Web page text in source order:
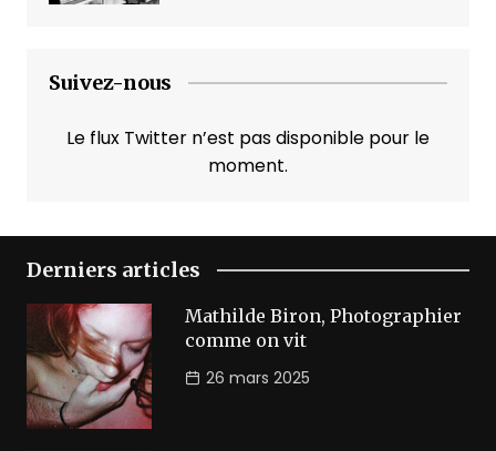
Suivez-nous
Le flux Twitter n’est pas disponible pour le
moment.
Derniers articles
Mathilde Biron, Photographier
comme on vit
26 mars 2025